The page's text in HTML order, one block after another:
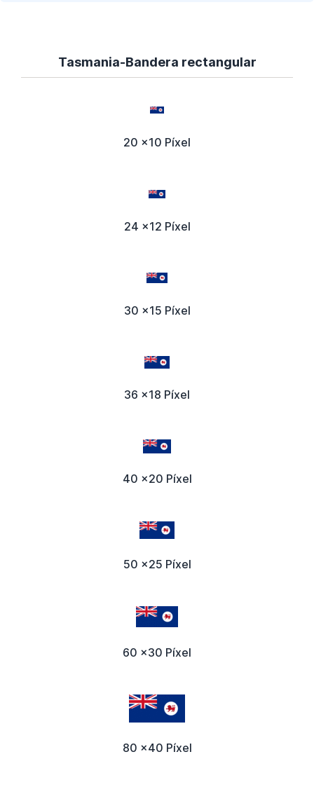
Tasmania-Bandera rectangular
20 x10 Píxel
24 x12 Píxel
30 x15 Píxel
36 x18 Píxel
40 x20 Píxel
50 x25 Píxel
60 x30 Píxel
80 x40 Píxel